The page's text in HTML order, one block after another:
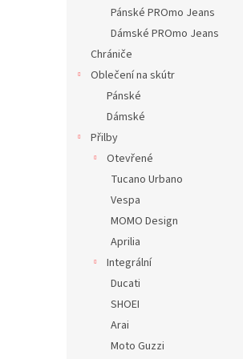
Pánské PROmo Jeans
Dámské PROmo Jeans
Chrániče
Oblečení na skútr
Pánské
Dámské
Přilby
Otevřené
Tucano Urbano
Vespa
MOMO Design
Aprilia
Integrální
Ducati
SHOEI
Arai
Moto Guzzi